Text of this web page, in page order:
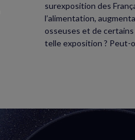
surexposition des
l’alimentation,
osseuses et de
telle exposition ? Peut-